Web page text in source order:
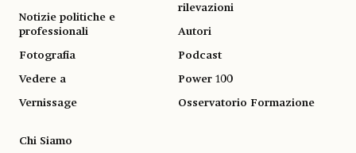
Notizie politiche e
professionali
Fotografia
Vedere a
Vernissage
rilevazioni
Autori
Podcast
Power 100
Osservatorio Formazione
Chi Siamo